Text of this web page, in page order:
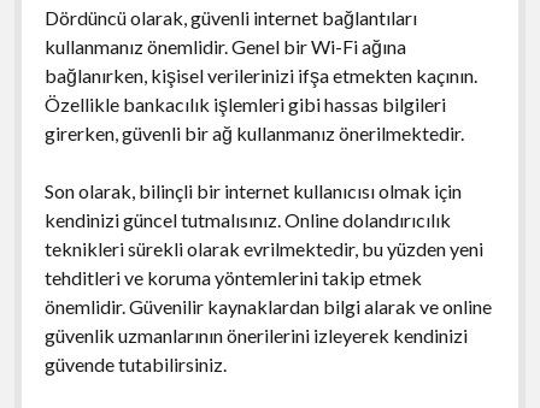
Dördüncü olarak, güvenli internet bağlantıları
kullanmanız önemlidir. Genel bir Wi-Fi ağına
bağlanırken, kişisel verilerinizi ifşa etmekten kaçının.
Özellikle bankacılık işlemleri gibi hassas bilgileri
girerken, güvenli bir ağ kullanmanız önerilmektedir.
Son olarak, bilinçli bir internet kullanıcısı olmak için
kendinizi güncel tutmalısınız. Online dolandırıcılık
teknikleri sürekli olarak evrilmektedir, bu yüzden yeni
tehditleri ve koruma yöntemlerini takip etmek
önemlidir. Güvenilir kaynaklardan bilgi alarak ve online
güvenlik uzmanlarının önerilerini izleyerek kendinizi
güvende tutabilirsiniz.